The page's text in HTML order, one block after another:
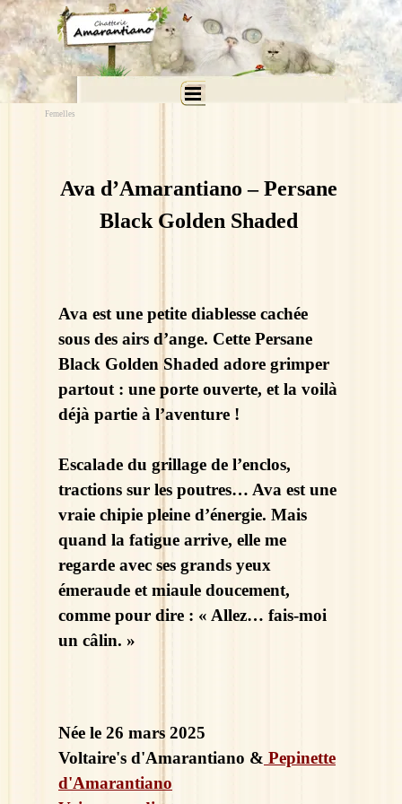
Aller au contenu
Sauter le menu
Femelles
Ava d’Amarantiano – Persane
Black Golden Shaded
Ava est une petite diablesse cachée
sous des airs d’ange. Cette Persane
Black Golden Shaded adore grimper
partout : une porte ouverte, et la voilà
déjà partie à l’aventure !
Escalade du grillage de l’enclos,
tractions sur les poutres… Ava est une
vraie chipie pleine d’énergie. Mais
quand la fatigue arrive, elle me
regarde avec ses grands yeux
émeraude et miaule doucement,
comme pour dire : « Allez… fais-moi
un câlin. »
Née le 26 mars 2025
Voltaire's d'Amarantiano & Pepinette
d'Amarantiano